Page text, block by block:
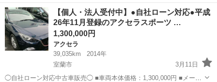
ー名：マツダ ■車種名：アクセラスポーツ XD ■排気量：2,200cc ■年
式：H26年 ■走行距離：39,035km ■色名：...
北海道 亀田郡 アクセラ 法人
【個人・法人受付中】●自社ローン対応●平成
26年11月登録のアクセラスポーツ …
1,300,000円
アクセラ
39,035km
2014年
室蘭市
3月11日
◯自社ローン対応中古車販売◯ ■車両本体価格：1,300,000円 ■メーカ